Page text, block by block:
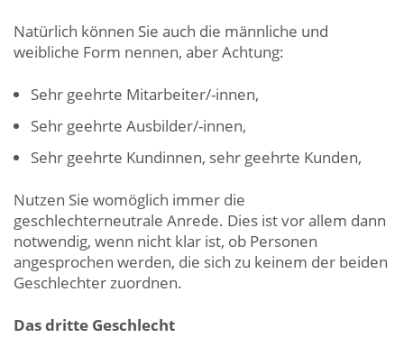
Natürlich können Sie auch die männliche und
weibliche Form nennen, aber Achtung:
Sehr geehrte Mitarbeiter/-innen,
Sehr geehrte Ausbilder/-innen,
Sehr geehrte Kundinnen, sehr geehrte Kunden,
Nutzen Sie womöglich immer die
geschlechterneutrale Anrede. Dies ist vor allem dann
notwendig, wenn nicht klar ist, ob Personen
angesprochen werden, die sich zu keinem der beiden
Geschlechter zuordnen.
Das dritte Geschlecht